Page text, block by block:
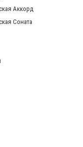
Аккорд
Соната